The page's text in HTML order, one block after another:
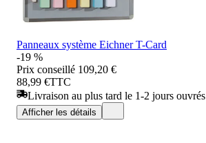
Panneaux système Eichner T-Card
-19 %
Prix conseillé 109,20 €
88,99 €TTC
Livraison au plus tard le 1-2 jours ouvrés
Afficher les détails